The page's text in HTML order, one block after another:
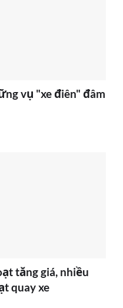
vụ "xe điên" đâm
tăng giá, nhiều
quay xe